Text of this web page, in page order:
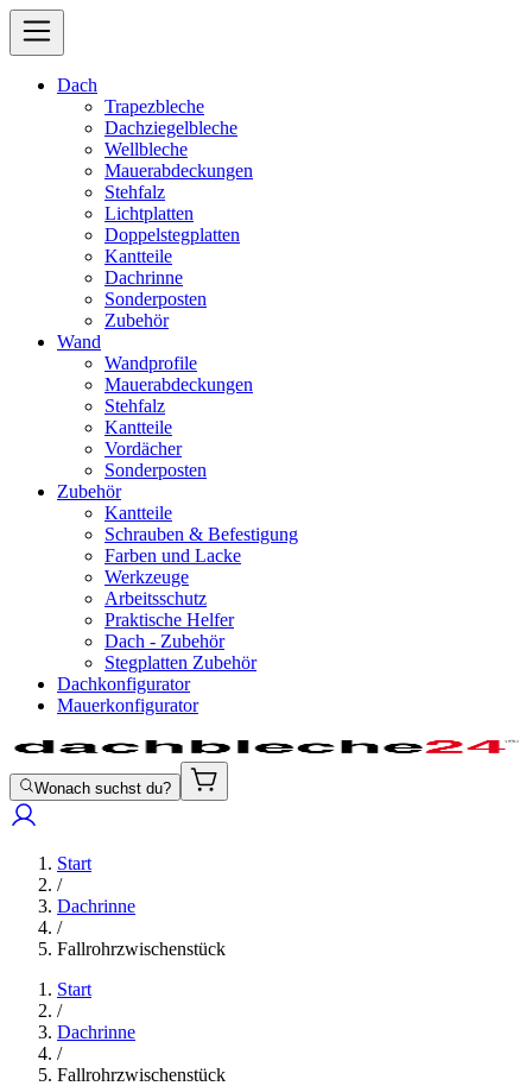
Dach
Trapezbleche
Dachziegelbleche
Wellbleche
Mauerabdeckungen
Stehfalz
Lichtplatten
Doppelstegplatten
Kantteile
Dachrinne
Sonderposten
Zubehör
Wand
Wandprofile
Mauerabdeckungen
Stehfalz
Kantteile
Vordächer
Sonderposten
Zubehör
Kantteile
Schrauben & Befestigung
Farben und Lacke
Werkzeuge
Arbeitsschutz
Praktische Helfer
Dach - Zubehör
Stegplatten Zubehör
Dachkonfigurator
Mauerkonfigurator
Wonach suchst du?
Start
/
Dachrinne
/
Fallrohrzwischenstück
Start
/
Dachrinne
/
Fallrohrzwischenstück